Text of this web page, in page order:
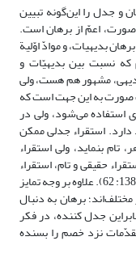
و جدل را این‌گونه تبیین
اعمّ از برهان است.
بدیهیات، و موادّ اوّلیة
نسبت بین بدیهیّات و
مشهور هم هست، ولی
به این جهت است که
استفاده می‌شود، ولی در
دارد. استقراء جدلی ممکن
بنماید، ولی استقراء
حقیقی و تام، استقراء
تامّ ظاهری هم شمرده خواهد شد (مصباح یزدی، 1384: 62). علاوه بر وجه تمایز
برهان به دنبال
جدل کننده، در فکر
نزد خصم را بسنده